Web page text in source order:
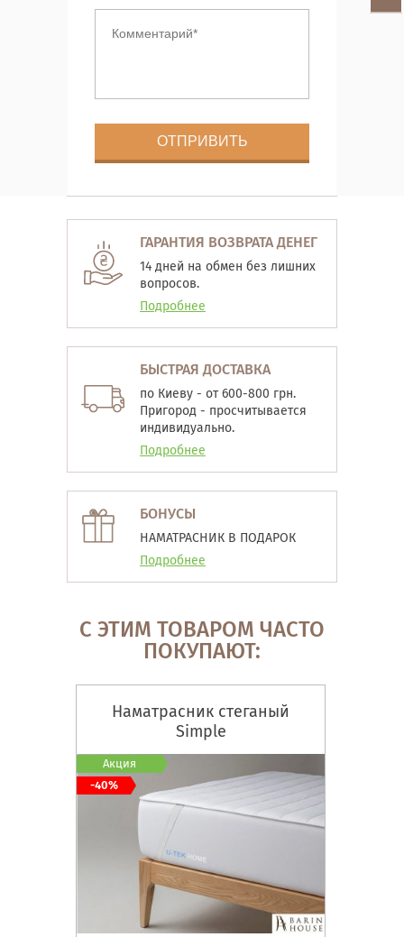
ГАРАНТИЯ ВОЗВРАТА ДЕНЕГ
14 дней на обмен без лишних
вопросов.
Подробнее
БЫСТРАЯ ДОСТАВКА
по Киеву - от 600-800 грн.
Пригород - просчитывается
индивидуально.
Подробнее
БОНУСЫ
НАМАТРАСНИК В ПОДАРОК
Подробнее
С ЭТИМ ТОВАРОМ ЧАСТО
ПОКУПАЮТ:
Наматрасник стеганый
Simple
Акция
-40%